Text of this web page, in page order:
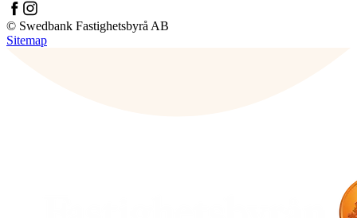
© Swedbank Fastighetsbyrå AB
Sitemap